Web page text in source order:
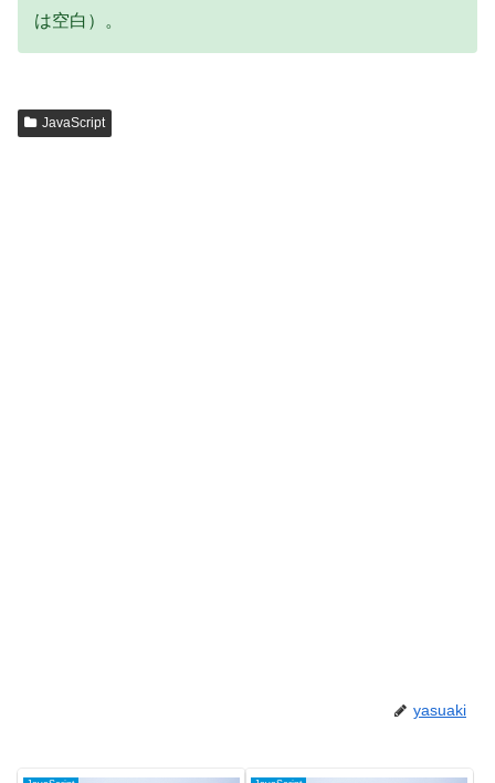
は空白）。
JavaScript
yasuaki